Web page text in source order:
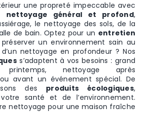
une propreté impeccable avec
nettoyage général et profond,
le nettoyage des sols, de la
de bain. Optez pour un entretien
un environnement sain au
nettoyage en profondeur ? Nos
s’adaptent à vos besoins : grand
nettoyage après
avant un événement spécial. De
des produits écologiques,
santé et de l’environnement.
nettoyage pour une maison fraîche